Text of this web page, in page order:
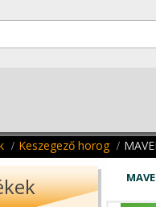
Keszegező horog